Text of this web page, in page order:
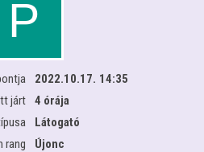
2022.10.17. 14:35
járt
4 órája
Látogató
rang
Újonc